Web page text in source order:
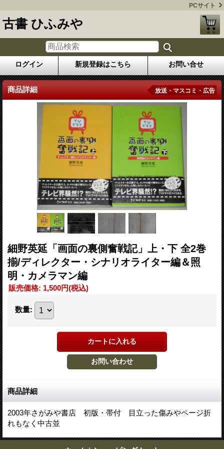
PCサイト
古書 ひふみや
ログイン 新規登録はこちら お問い合せ
商品詳細 放送・マスコミ・広告
細野英延「画面の裏側奮戦記」上・下 全2巻
揃/ディレクター・シナリオライター編＆照
明・カメラマン編
販売価格: 1,500円(税込)
数量:
商品詳細
2003年さがみや書店 初版・帯付 目立った傷みやページ折
れもなく中古並